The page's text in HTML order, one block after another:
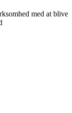
med at blive